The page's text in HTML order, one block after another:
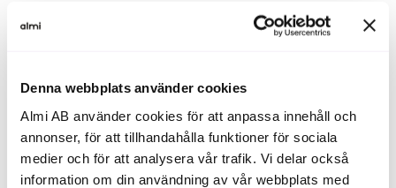
Denna webbplats använder cookies
Almi AB använder cookies för att anpassa innehåll och
annonser, för att tillhandahålla funktioner för sociala
medier och för att analysera vår trafik. Vi delar också
information om din användning av vår webbplats med